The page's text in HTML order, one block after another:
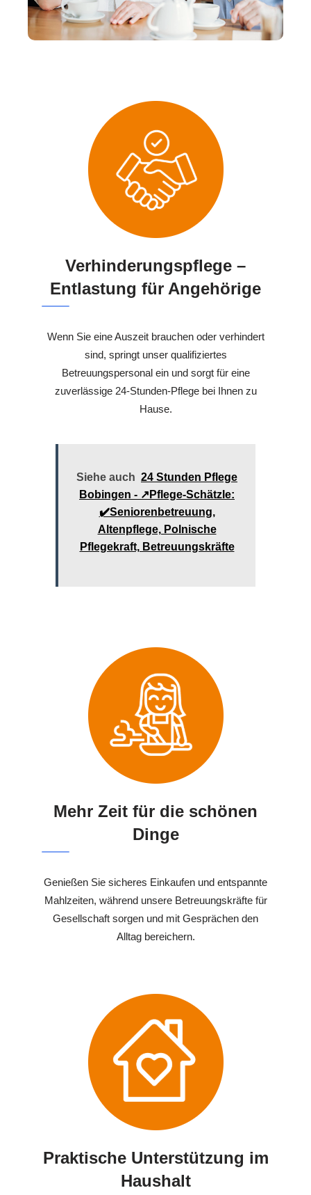
Verhinderungspflege –
Entlastung für Angehörige
Wenn Sie eine Auszeit brauchen oder verhindert
sind, springt unser qualifiziertes
Betreuungspersonal ein und sorgt für eine
zuverlässige 24-Stunden-Pflege bei Ihnen zu
Hause.
Siehe auch 24 Stunden Pflege
Bobingen - ↗️Pflege-Schätzle:
✔️Seniorenbetreuung,
Altenpflege, Polnische
Pflegekraft, Betreuungskräfte
Mehr Zeit für die schönen
Dinge
Genießen Sie sicheres Einkaufen und entspannte
Mahlzeiten, während unsere Betreuungskräfte für
Gesellschaft sorgen und mit Gesprächen den
Alltag bereichern.
Praktische Unterstützung im
Haushalt